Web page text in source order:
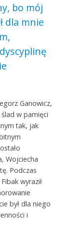
bo mój
dla mnie
Ganowicz,
w pamięci
tak, jak
Wojciecha
Podczas
wyraził
był dla niego
i